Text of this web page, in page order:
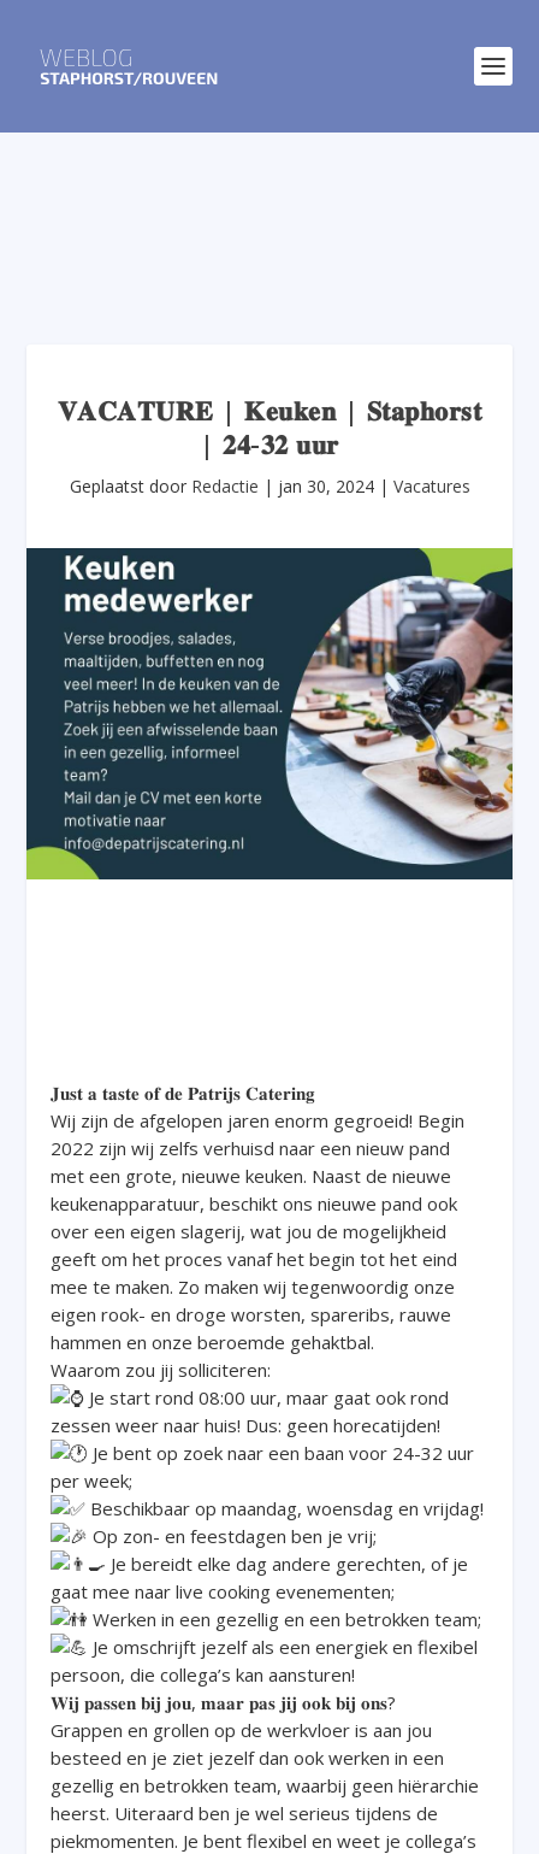
𝐕𝐀𝐂𝐀𝐓𝐔𝐑𝐄 | 𝐊𝐞𝐮𝐤𝐞𝐧 | 𝐒𝐭𝐚𝐩𝐡𝐨𝐫𝐬𝐭
| 𝟐𝟒-𝟑𝟐 𝐮𝐮𝐫
Geplaatst door Redactie | jan 30, 2024| Vacatures
𝐉𝐮𝐬𝐭 𝐚 𝐭𝐚𝐬𝐭𝐞 𝐨𝐟 𝐝𝐞 𝐏𝐚𝐭𝐫𝐢𝐣𝐬 𝐂𝐚𝐭𝐞𝐫𝐢𝐧𝐠
Wij zijn de afgelopen jaren enorm gegroeid! Begin
2022 zijn wij zelfs verhuisd naar een nieuw pand
met een grote, nieuwe keuken. Naast de nieuwe
keukenapparatuur, beschikt ons nieuwe pand ook
over een eigen slagerij, wat jou de mogelijkheid
geeft om het proces vanaf het begin tot het eind
mee te maken. Zo maken wij tegenwoordig onze
eigen rook- en droge worsten, spareribs, rauwe
hammen en onze beroemde gehaktbal.
Waarom zou jij solliciteren:
Je start rond 08:00 uur, maar gaat ook rond
zessen weer naar huis! Dus: geen horecatijden!
Je bent op zoek naar een baan voor 24-32 uur
per week;
Beschikbaar op maandag, woensdag en vrijdag!
Op zon- en feestdagen ben je vrij;
Je bereidt elke dag andere gerechten, of je
gaat mee naar live cooking evenementen;
Werken in een gezellig en een betrokken team;
Je omschrijft jezelf als een energiek en flexibel
persoon, die collega’s kan aansturen!
𝐖𝐢𝐣 𝐩𝐚𝐬𝐬𝐞𝐧 𝐛𝐢𝐣 𝐣𝐨𝐮, 𝐦𝐚𝐚𝐫 𝐩𝐚𝐬 𝐣𝐢𝐣 𝐨𝐨𝐤 𝐛𝐢𝐣 𝐨𝐧𝐬?
Grappen en grollen op de werkvloer is aan jou
besteed en je ziet jezelf dan ook werken in een
gezellig en betrokken team, waarbij geen hiërarchie
heerst. Uiteraard ben je wel serieus tijdens de
piekmomenten. Je bent flexibel en weet je collega’s